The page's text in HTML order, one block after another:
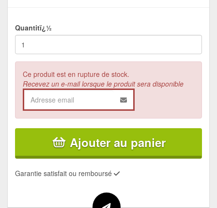
Quantitï¿½
Ce produit est en rupture de stock.
Recevez un e-mail lorsque le produit sera disponible
Ajouter au panier
Garantie satisfait ou remboursé